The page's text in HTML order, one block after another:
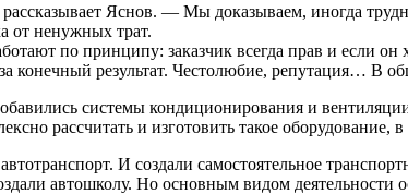
Яснов. — Мы доказываем, иногда
от ненужных трат.
по принципу: заказчик всегда прав и если он
конечный результат. Честолюбие, репутация… В
системы кондиционирования и
рассчитать и изготовить такое
И создали самостоятельное
автошколу. Но основным видом деятельности